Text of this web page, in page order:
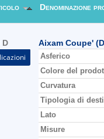
Denominazione
D Aixam Coupe'
Asferico
Colore del
Curvatura
Tipologia di
Lato
Misure